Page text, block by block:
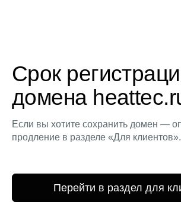
Срок
домена
Если вы хотите сохранить домен —
продление в разделе «Для клиентов».
Перейти в раздел для